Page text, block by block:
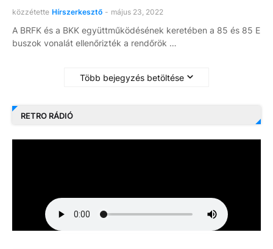
közzétette Hírszerkesztő - május 23, 2022
A BRFK és a BKK együttműködésének keretében a 85 és 85 E
buszok vonalát ellenőrizték a rendőrök …
Több bejegyzés betöltése
RETRO RÁDIÓ